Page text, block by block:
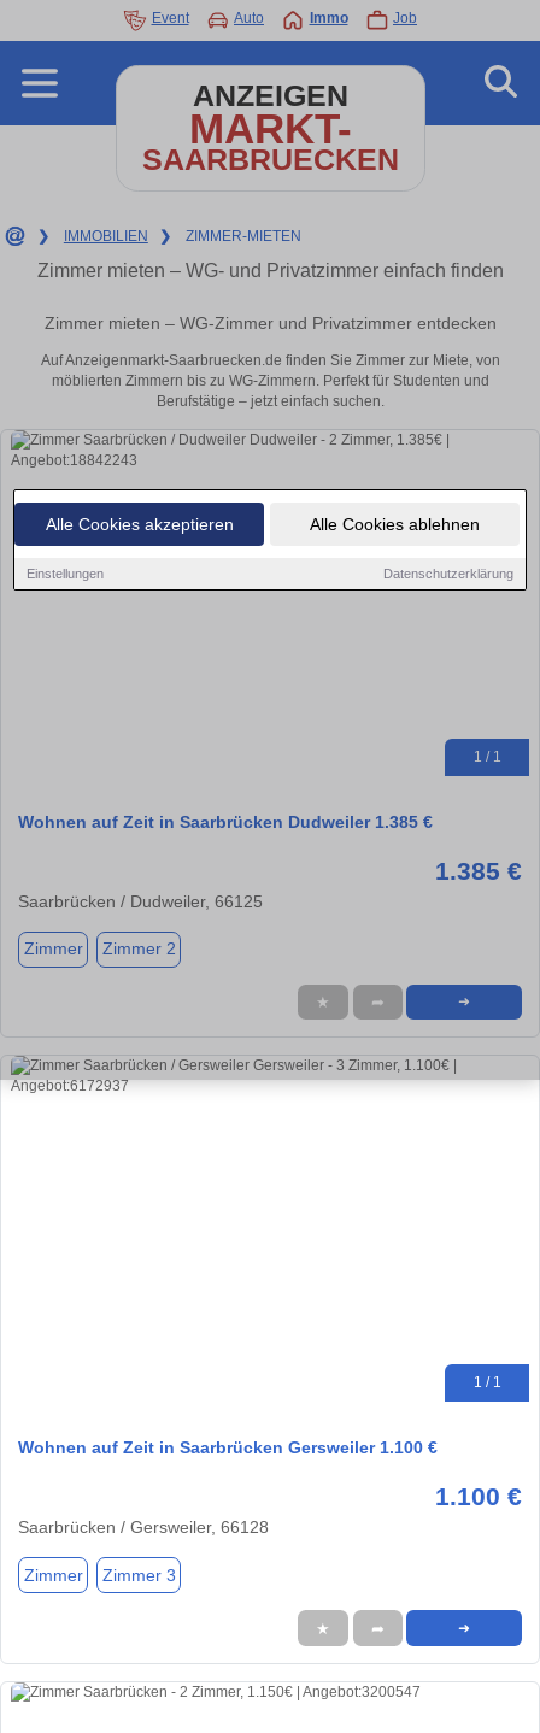
Alle Cookies akzeptieren Alle Cookies ablehnen
Einstellungen Datenschutzerklärung
Event Auto Immo Job
ANZEIGEN
MARKT-
SAARBRUECKEN
❯ IMMOBILIEN ❯ ZIMMER-MIETEN
Zimmer mieten – WG- und Privatzimmer einfach finden
Zimmer mieten – WG-Zimmer und Privatzimmer entdecken
Auf Anzeigenmarkt-Saarbruecken.de finden Sie Zimmer zur Miete, von
möblierten Zimmern bis zu WG-Zimmern. Perfekt für Studenten und
Berufstätige – jetzt einfach suchen.
1 / 1
Wohnen auf Zeit in Saarbrücken Dudweiler 1.385 €
1.385 €
Saarbrücken / Dudweiler, 66125
Zimmer Zimmer 2
★ ➦ ➜
1 / 1
Wohnen auf Zeit in Saarbrücken Gersweiler 1.100 €
1.100 €
Saarbrücken / Gersweiler, 66128
Zimmer Zimmer 3
★ ➦ ➜